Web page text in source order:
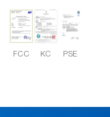
FCC KC PSE